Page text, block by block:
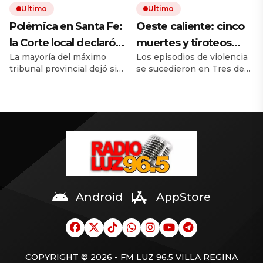
existen en mi
vocabulario»
Ultimo
Polémica en Santa Fe:
la Corte local declaró
inconstitucional el
tope a jubilaciones de
La mayoría del máximo
tribunal provincial dejó sin
decisión favorece a un
jubilaciones del Poder
Judicial, entre ellas a un
ministro del tribunal,
próximo a jubilarse.
Ultimo
Oeste caliente: cinco
muertes y tiroteos
entre bandas narcos
en las últimas
Los episodios de violencia
se sucedieron en Tres de
delincuentes muerto,
el control del
narcomenudeo.
Android AppStore
COPYRIGHT © 2026 - FM LUZ 96.5 VILLA REGINA